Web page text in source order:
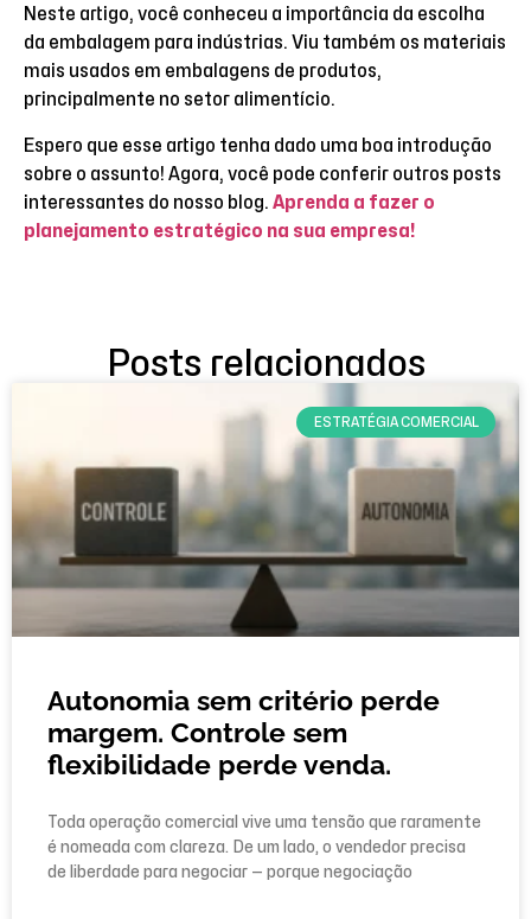
Neste artigo, você conheceu a importância da escolha
da embalagem para indústrias. Viu também os materiais
mais usados em embalagens de produtos,
principalmente no setor alimentício.
Espero que esse artigo tenha dado uma boa introdução
sobre o assunto! Agora, você pode conferir outros posts
interessantes do nosso blog. Aprenda a fazer o
planejamento estratégico na sua empresa!
Posts relacionados
ESTRATÉGIA COMERCIAL
Autonomia sem critério perde
margem. Controle sem
flexibilidade perde venda.
Toda operação comercial vive uma tensão que raramente
é nomeada com clareza. De um lado, o vendedor precisa
de liberdade para negociar — porque negociação